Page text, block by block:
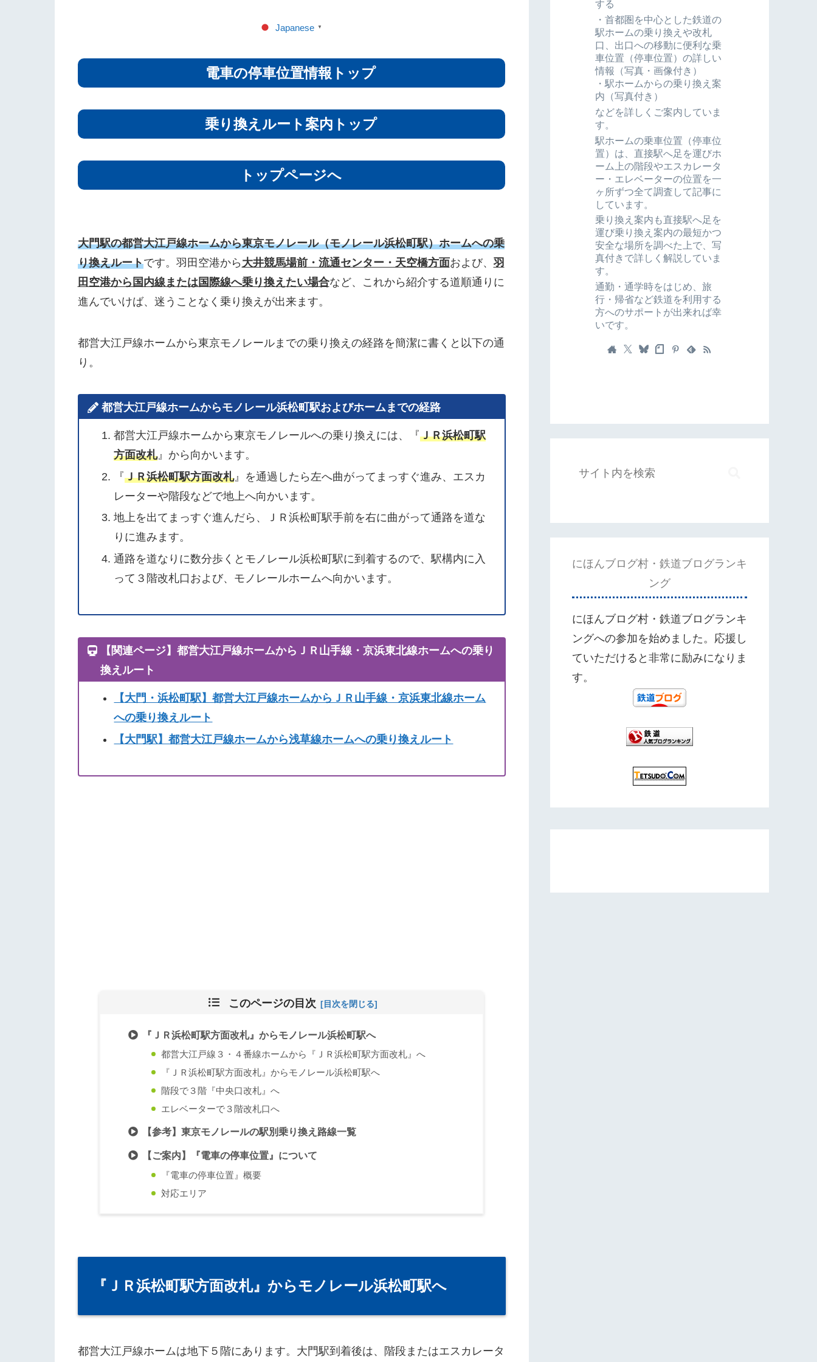
Japanese ▼
電車の停車位置情報トップ
乗り換えルート案内トップ
トップページへ
大門駅の都営大江戸線ホームから東京モノレール（モノレール浜松町駅）ホームへの乗
り換えルートです。羽田空港から 大井競馬場前・流通センター・天空橋方面および、 羽
田空港から国内線または国際線へ乗り換えたい場合など、これから紹介する道順通りに
進んでいけば、迷うことなく乗り換えが出来ます。
都営大江戸線ホームから東京モノレールまでの乗り換えの経路を簡潔に書くと以下の通
り。
都営大江戸線ホームからモノレール浜松町駅およびホームまでの経路
都営大江戸線ホームから東京モノレールへの乗り換えには、『ＪＲ浜松町駅
方面改札』から向かいます。
『ＪＲ浜松町駅方面改札』を通過したら左へ曲がってまっすぐ進み、エスカ
レーターや階段などで地上へ向かいます。
地上を出てまっすぐ進んだら、ＪＲ浜松町駅手前を右に曲がって通路を道な
りに進みます。
通路を道なりに数分歩くとモノレール浜松町駅に到着するので、駅構内に入
って３階改札口および、モノレールホームへ向かいます。
【関連ページ】都営大江戸線ホームからＪＲ山手線・京浜東北線ホームへの乗り
換えルート
【大門・浜松町駅】都営大江戸線ホームからＪＲ山手線・京浜東北線ホーム
への乗り換えルート
【大門駅】都営大江戸線ホームから浅草線ホームへの乗り換えルート
このページの目次
『ＪＲ浜松町駅方面改札』からモノレール浜松町駅へ
都営大江戸線３・４番線ホームから『ＪＲ浜松町駅方面改札』へ
『ＪＲ浜松町駅方面改札』からモノレール浜松町駅へ
階段で３階『中央口改札』へ
エレベーターで３階改札口へ
【参考】東京モノレールの駅別乗り換え路線一覧
【ご案内】『電車の停車位置』について
『電車の停車位置』概要
対応エリア
『ＪＲ浜松町駅方面改札』からモノレール浜松町駅へ
都営大江戸線ホームは地下５階にあります。大門駅到着後は、階段またはエスカレータ
する
・首都圏を中心とした鉄道の
駅ホームの乗り換えや改札
口、出口への移動に便利な乗
車位置（停車位置）の詳しい
情報（写真・画像付き）
・駅ホームからの乗り換え案
内（写真付き）
などを詳しくご案内していま
す。
駅ホームの乗車位置（停車位
置）は、直接駅へ足を運びホ
ーム上の階段やエスカレータ
ー・エレベーターの位置を一
ヶ所ずつ全て調査して記事に
しています。
乗り換え案内も直接駅へ足を
運び乗り換え案内の最短かつ
安全な場所を調べた上で、写
真付きで詳しく解説していま
す。
通勤・通学時をはじめ、旅
行・帰省など鉄道を利用する
方へのサポートが出来れば幸
いです。
にほんブログ村・鉄道ブログランキ
ング
にほんブログ村・鉄道ブログランキ
ングへの参加を始めました。応援し
ていただけると非常に励みになりま
す。